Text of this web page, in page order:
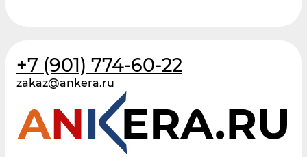
+7 (901) 774-60-22
zakaz@ankera.ru